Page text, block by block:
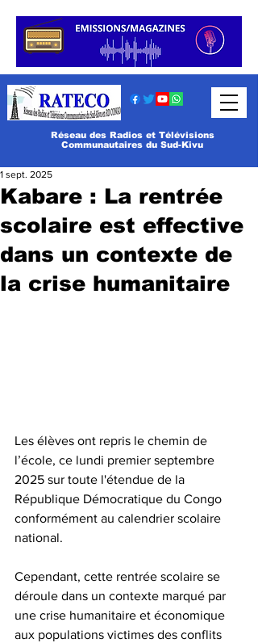
Réseau des Radios et Télévisions
Communautaires du Sud-Kivu
Kabare : La rentrée
scolaire est effective
dans un contexte de
la crise humanitaire
1 sept. 2025
Les élèves ont repris le chemin de
l’école, ce lundi premier septembre
2025 sur toute l'étendue de la
République Démocratique du Congo
conformément au calendrier scolaire
national.
Cependant, cette rentrée scolaire se
déroule dans un contexte marqué par
une crise humanitaire et économique
aux populations victimes des conflits